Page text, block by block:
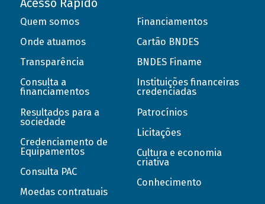
Acesso Rápido
Quem somos
Onde atuamos
Transparência
Consulta a
financiamentos
Resultados para a
sociedade
Credenciamento de
Equipamentos
Consulta PAC
Moedas contratuais
Financiamentos
Cartão BNDES
BNDES Finame
Instituições financeiras
credenciadas
Patrocínios
Licitações
Cultura e economia
criativa
Conhecimento